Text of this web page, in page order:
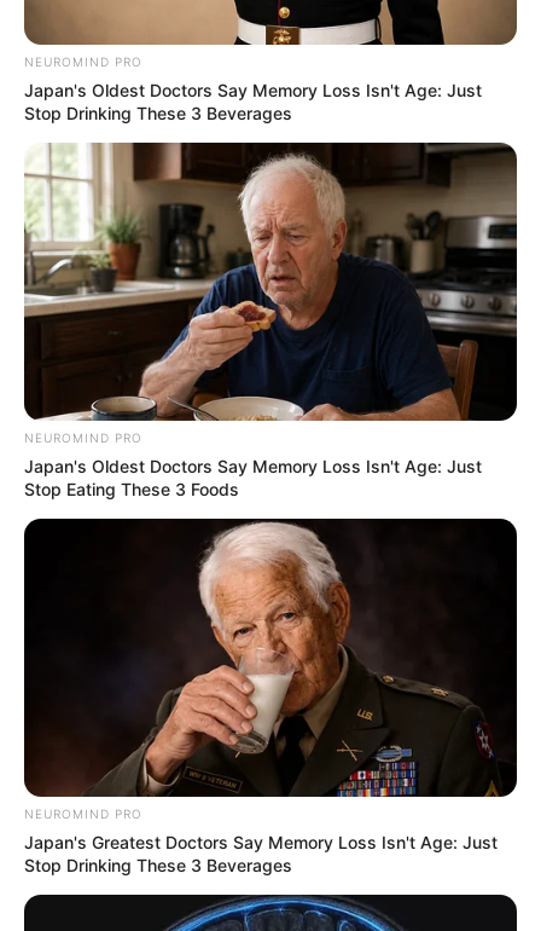
કેનેડામાં કાર અકસ્માતમાં અમદાવાદના કોમ્પ્યુટર
એન્જિનિયરનું મોત
વર્ષની જેલ અને 10 કરોડ સુધીના દંડની જોગવાઈ
2 weeks ago
મોદીએ રાતે 12 વાગ્યે વીડિયો મેસેજ જાહેર કરીને
કહ્યું, પેપર લીક પર કડક નિર્ણય લેવાશે
2 weeks ago
Categories
Gujarat 3,834
India
News
Vadodara
Delhi
NEUROMIND PRO
Japan's Oldest Doctors Say Memory Loss Isn't Age: Just
Stop Drinking These 3 Beverages
NEUROMIND PRO
Japan's Oldest Doctors Say Memory Loss Isn't Age: Just
Stop Eating These 3 Foods
NEUROMIND PRO
Japan's Greatest Doctors Say Memory Loss Isn't Age: Just
Stop Drinking These 3 Beverages